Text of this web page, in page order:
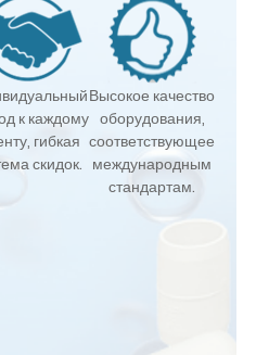
к каждому
гибкая
скидок.
Высокое качество
оборудования,
соответствующее
международным
стандартам.